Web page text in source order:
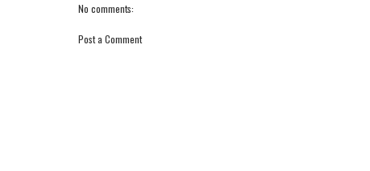
No comments:
Post a Comment